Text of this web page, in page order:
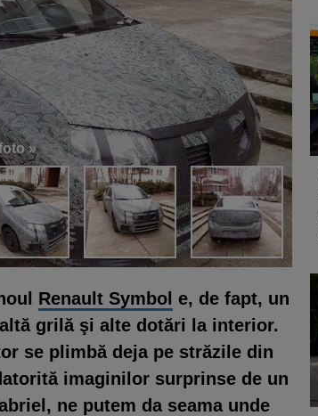
»
Renault Symbol e, de fapt, un
grilă şi alte dotări la interior.
se plimbă deja pe străzile din
imaginilor surprinse de un
ne putem da seama unde